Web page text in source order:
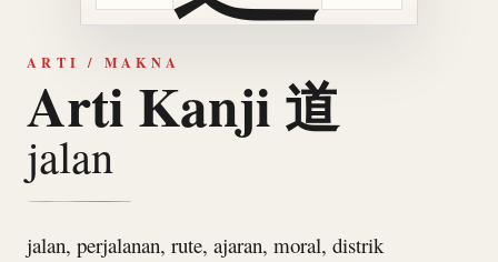
ARTI / MAKNA
Arti Kanji 道
jalan
jalan, perjalanan, rute, ajaran, moral, distrik